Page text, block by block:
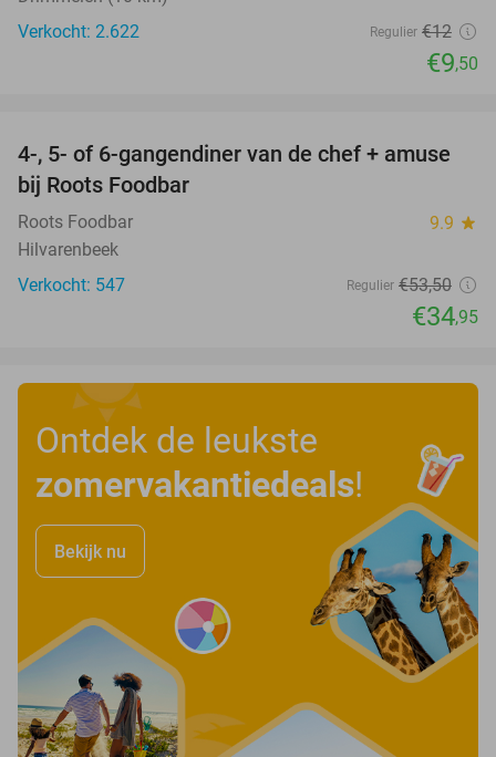
Verkocht: 2.622
Regulier €12
€9,50
35%
4-, 5- of 6-gangendiner van de chef + amuse
bij Roots Foodbar
Roots Foodbar 9.9 star
Hilvarenbeek
Verkocht: 547
Regulier €53,50
€34,95
Ontdek de leukste
zomervakantiedeals!
Bekijk nu